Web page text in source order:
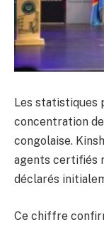
Les statistiques
concentration
congolaise.
agents certifiés
déclarés
Ce chiffre